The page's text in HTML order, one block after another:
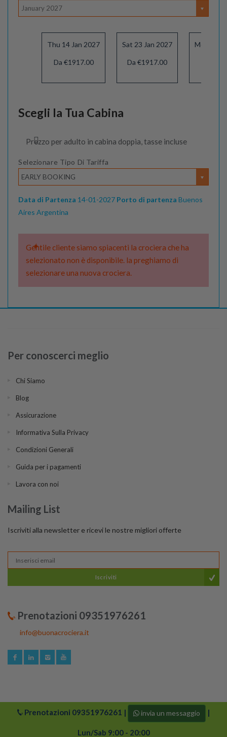
January 2027
Thu 14 Jan 2027
Da €1917.00
Sat 23 Jan 2027
Da €1917.00
Mon 01
Scegli la Tua Cabina
Prezzo per adulto in cabina doppia, tasse incluse
Selezionare Tipo Di Tariffa
EARLY BOOKING
Data di Partenza 14-01-2027 Porto di partenza Buenos
Aires Argentina
Gentile cliente siamo spiacenti la crociera che ha
selezionato non è disponibile. la preghiamo di
selezionare una nuova crociera.
Per conoscerci meglio
Chi Siamo
Blog
Assicurazione
Informativa Sulla Privacy
Condizioni Generali
Guida per i pagamenti
Lavora con noi
Mailing List
Iscriviti alla newsletter e ricevi le nostre migliori offerte
Iscriviti
Prenotazioni 09351976261
info@buonacrociera.it
© 2024 buonacrociera | Tutti i diritti riservati. Logo di
Buonacrociera e i suoi partner sono protetti da copyright.
Prenotazioni 09351976261 | invia un messaggio |
Lun/Sab 9:00 - 20:00